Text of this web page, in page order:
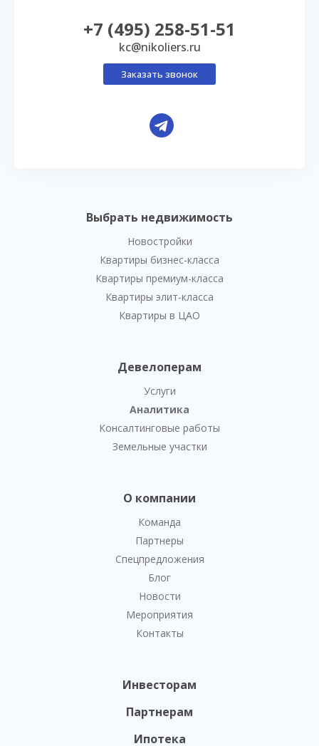
Выбрать недвижимость
Новостройки
Квартиры бизнес-класса
Квартиры премиум-класса
Квартиры элит-класса
Квартиры в ЦАО
Девелоперам
Услуги
Аналитика
Консалтинговые работы
Земельные участки
О компании
Команда
Партнеры
Спецпредложения
Блог
Новости
Мероприятия
Контакты
Инвесторам
Партнерам
Ипотека
+7 (495) 258-51-51
kc@nikoliers.ru
Заказать звонок